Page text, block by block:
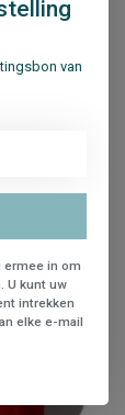
van
ermee in om
U kunt uw
intrekken
elke e-mail